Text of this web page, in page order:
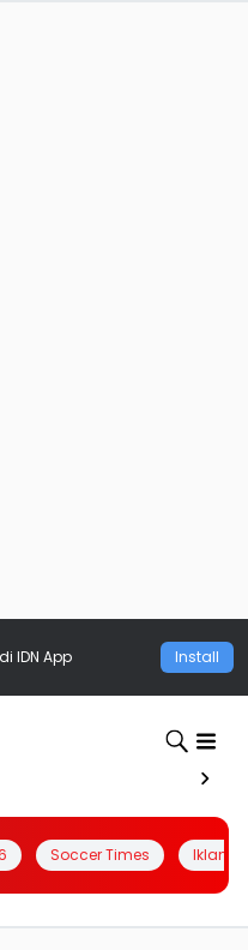
IDN App Install
Soccer Times Iklanin